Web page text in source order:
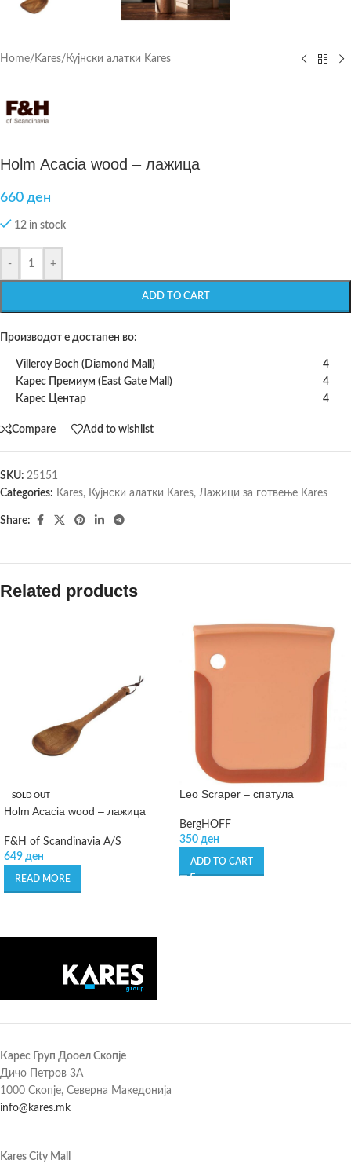
Home/ Kares/ Кујнски алатки Kares
Holm Acacia wood – лажица
660 ден
12 in stock
- +
ADD TO CART
Производот е достапен во:
Villeroy Boch (Diamond Mall)
4
Карес Премиум (East Gate Mall)
4
Карес Центар
4
Compare Add to wishlist
SKU: 25151
Categories: Kares, Кујнски алатки Kares, Лажици за готвење Kares
Share:
Related products
SOLD OUT
Holm Acacia wood – лажица
F&H of Scandinavia A/S
649 ден
READ MORE
Leo Scraper – спатула
BergHOFF
350 ден
ADD TO CART
Карес Груп Дооел Скопје
Дичо Петров 3А
1000 Скопје, Северна Македонија
info@kares.mk
Kares City Mall